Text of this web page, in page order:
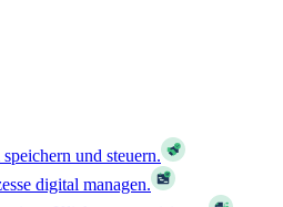
und steuern.
digital managen.